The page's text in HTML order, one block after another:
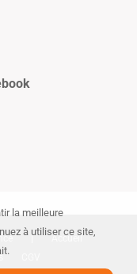
|
Accueil
la meilleure
à utiliser ce site,